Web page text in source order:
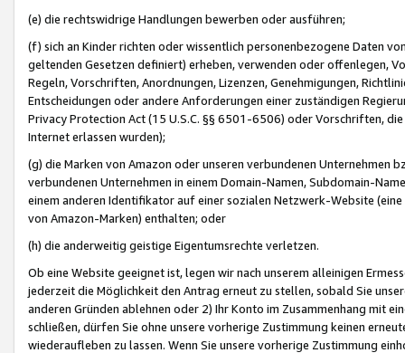
(e) die rechtswidrige Handlungen bewerben oder ausführen;
(f) sich an Kinder richten oder wissentlich personenbezogene Daten
geltenden Gesetzen definiert) erheben, verwenden oder offenlegen,
Regeln, Vorschriften, Anordnungen, Lizenzen, Genehmigungen,
Entscheidungen oder andere Anforderungen einer zuständigen
Privacy Protection Act (15 U.S.C. §§ 6501-6506) oder Vorschriften,
Internet erlassen wurden);
(g) die Marken von Amazon oder unseren verbundenen Unternehmen
verbundenen Unternehmen in einem Domain-Namen, Subdomain-
einem anderen Identifikator auf einer sozialen Netzwerk-Website
von Amazon-Marken) enthalten; oder
(h) die anderweitig geistige Eigentumsrechte verletzen.
Ob eine Website geeignet ist, legen wir nach unserem alleinigen
jederzeit die Möglichkeit den Antrag erneut zu stellen, sobald Sie
anderen Gründen ablehnen oder 2) Ihr Konto im Zusammenhang mit
schließen, dürfen Sie ohne unsere vorherige Zustimmung keinen
wiederaufleben zu lassen. Wenn Sie unsere vorherige Zustimmung